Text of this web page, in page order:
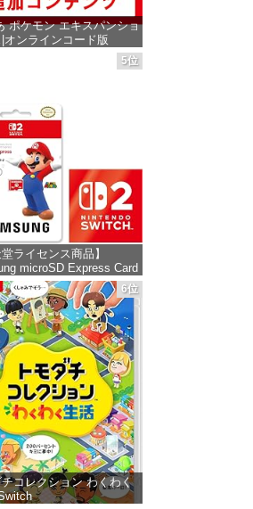
ポケモン エキスパンショ
|オンラインコード版
価格：¥4,400
5位
堂ライセンス商品】
microSD Express Card
for Nintendo Switch 2(サ
マイクロSDエクスプレス
256GB) 【Amazon.co.jp
】Nintendo S
価格：¥9,980
6位
チコレクション わくわく